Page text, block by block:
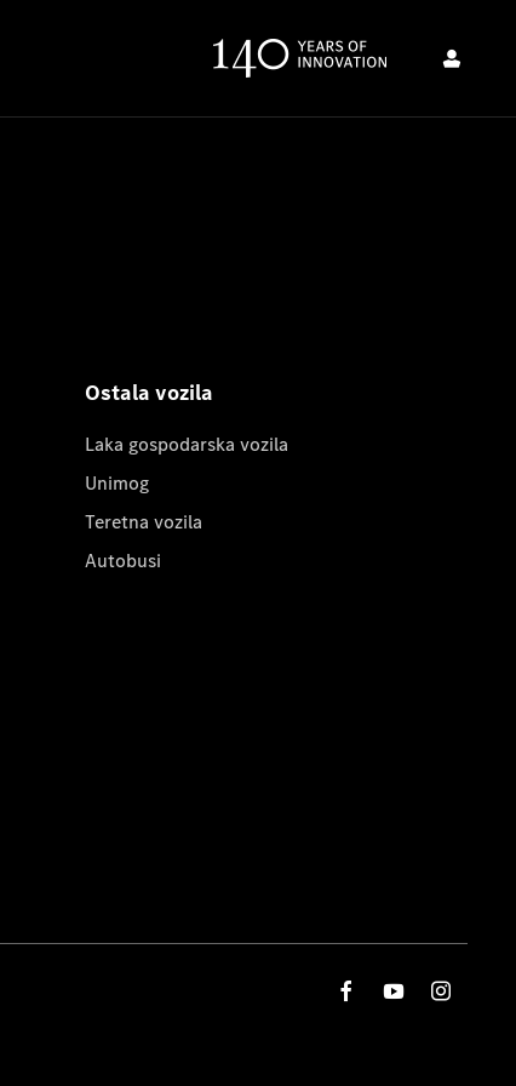
Ostala vozila
Laka gospodarska vozila
Unimog
Teretna vozila
Autobusi